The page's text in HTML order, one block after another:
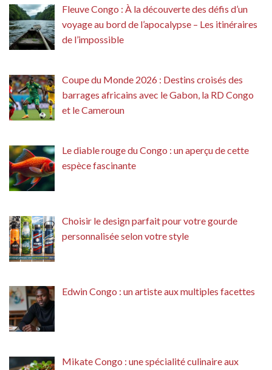
Fleuve Congo : À la découverte des défis d’un
voyage au bord de l’apocalypse – Les itinéraires
de l’impossible
Coupe du Monde 2026 : Destins croisés des
barrages africains avec le Gabon, la RD Congo
et le Cameroun
Le diable rouge du Congo : un aperçu de cette
espèce fascinante
Choisir le design parfait pour votre gourde
personnalisée selon votre style
Edwin Congo : un artiste aux multiples facettes
Mikate Congo : une spécialité culinaire aux